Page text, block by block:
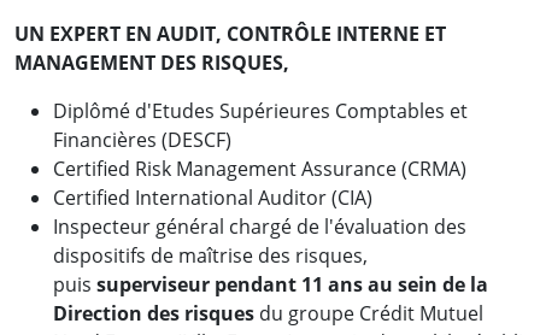
UN EXPERT EN AUDIT, CONTRÔLE INTERNE ET
MANAGEMENT DES RISQUES,
Diplômé d'Etudes Supérieures Comptables et
Financières (DESCF)
Certified Risk Management Assurance (CRMA)
Certified International Auditor (CIA)
Inspecteur général chargé de l'évaluation des
dispositifs de maîtrise des risques,
puis superviseur pendant 11 ans au sein de la
Direction des risques du groupe Crédit Mutuel